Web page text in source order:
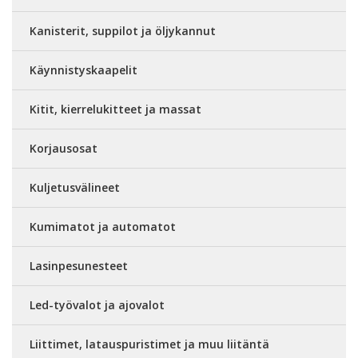
Kanisterit, suppilot ja öljykannut
Käynnistyskaapelit
Kitit, kierrelukitteet ja massat
Korjausosat
Kuljetusvälineet
Kumimatot ja automatot
Lasinpesunesteet
Led-työvalot ja ajovalot
Liittimet, latauspuristimet ja muu liitäntä